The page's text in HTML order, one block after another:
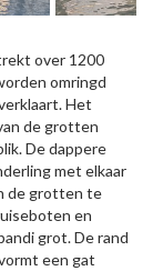
over 1200
omringd
Het
de grotten
De dappere
met elkaar
de grotten te
en
grot. De rand
een gat